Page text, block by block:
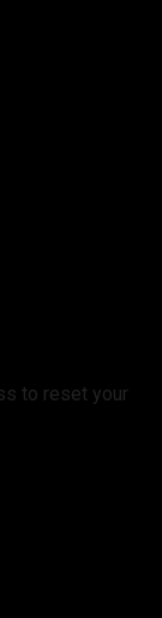
to reset your